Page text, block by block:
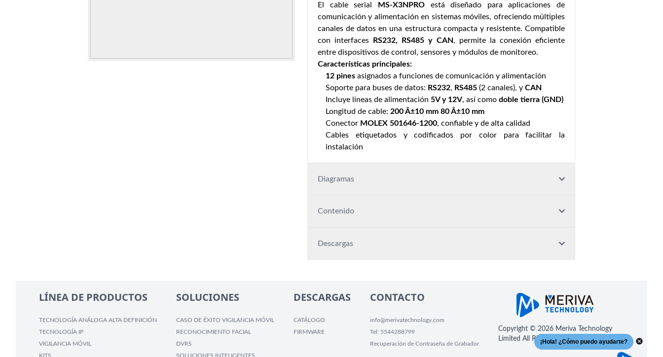
El cable serial MS-X3NPROestá diseñado para aplicaciones de
comunicación y alimentación en sistemas móviles, ofreciendo múltiples
canales de datos en una estructura compacta y resistente. Compatible
con interfaces
RS232, RS485 y CAN, permite la conexión eficiente
entre dispositivos de control, sensores y módulos de monitoreo.
Características principales:
12 pines asignados a funciones de comunicación y alimentación
Soporte para buses de datos: RS232, RS485 (2 canales), y CAN
Incluye líneas de alimentación 5V y 12V, así como doble tierra (GND)
Longitud de cable: 200 Â±10 mm 80 Â±10 mm
Conector MOLEX 501646-1200, confiable y de alta calidad
Cables etiquetados y codificados por color para facilitar la
instalación
Diagramas
Contenido
Descargas
LÍNEA DE PRODUCTOS
TECNOLOGÍA ANÁLOGA ALTA DEFINICIÓN
TECNOLOGÍA IP
VIGILANCIA MÓVIL
KITS
SOLUCIONES
CASO DE ÉXITO VIGILANCIA MÓVIL
RECONOCIMIENTO FACIAL
DVRS
SOLUCIONES INTELIGENTES
DESCARGAS
CATÁLOGO
FIRMWARE
CONTACTO
info@merivatechnology.com
Tel: 5544288799
Recuperación de Contraseña de Grabador
Copyright © 2026 Meriva Technology
Limited All Rights Reserved